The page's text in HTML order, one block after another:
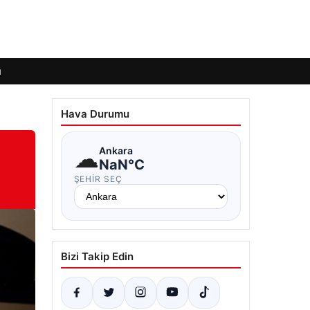
Hava Durumu
☁Ankara
NaN°C
ŞEHIR SEÇ
Bizi Takip Edin